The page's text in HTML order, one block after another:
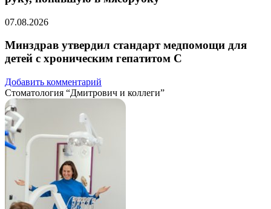
07.08.2026
Минздрав утвердил стандарт медпомощи для
детей с хроническим гепатитом С
Добавить комментарий
Стоматология “Дмитрович и коллеги”